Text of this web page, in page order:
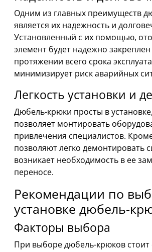
Одним из главных преимуществ
является их надежность и
Установленный с их помощью,
элемент будет надежно
протяжении всего срока
минимизирует риск аварийных
Легкость установки и
Дюбель-крюки просты в
позволяет монтировать
привлечения специалистов.
позволяют легко демонтировать
возникает необходимость в ее
переносе.
Рекомендации по
установке дюбель-
Факторы выбора
При выборе дюбель-крюков стоит